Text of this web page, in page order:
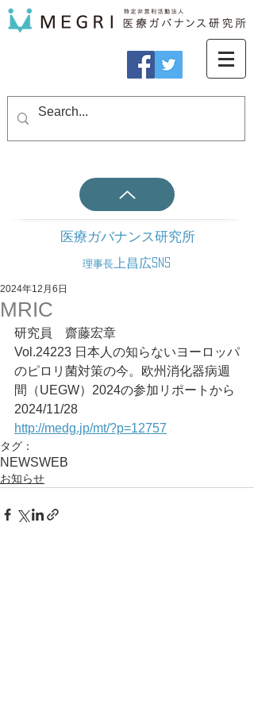
医療ガバナンス研究所
理事長 上昌広SNS
MRIC
2024年12月6日
研究員　齋藤宏章
Vol.24223 日本人の知らないヨーロッパ
のピロリ菌対策の今。欧州消化器病週
間（UEGW）2024の参加リポートから
2024/11/28
http://medg.jp/mt/?p=12757
タグ：
NEWSWEB
お知らせ